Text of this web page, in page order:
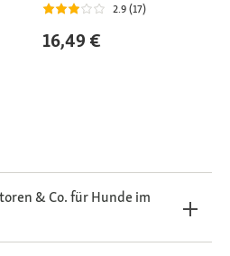
2.9 (17)
16,49 €
& Co. für Hunde im